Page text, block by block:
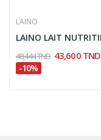
LAINO
48,444 TND 43,600 TND
-10%